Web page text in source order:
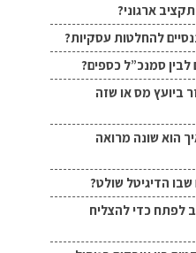
ארגוני?
להחלטות עסקיות?
סמנכ”ל כספים?
ביועץ מס או שזה
הוא שונה מרואה
שבו הדיגיטל שולט?
לפתח כדי להצליח